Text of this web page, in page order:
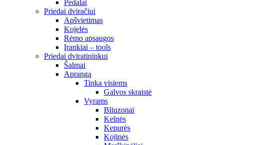
Pedalai
Priedai dviračiui
Apšvietimas
Kojelės
Rėmo apsaugos
Įrankiai – tools
Priedai dviratininkui
Šalmai
Apranga
Tinka visiems
Galvos skraistė
Vyrams
Bliuzonai
Kelnės
Kepurės
Kojinės